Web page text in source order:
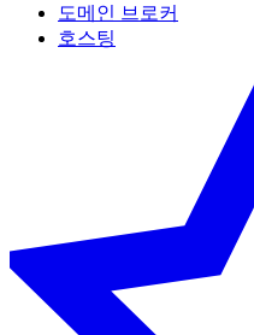
도메인 브로커
호스팅